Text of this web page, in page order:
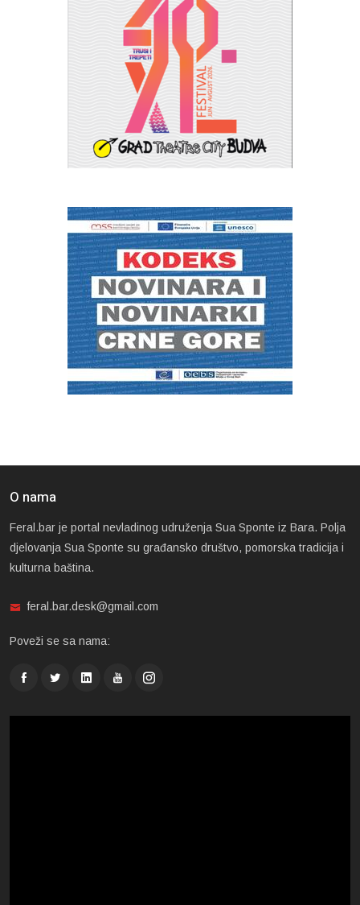
O nama
Feral.bar je portal nevladinog udruženja Sua Sponte iz Bara. Polja
djelovanja Sua Sponte su građansko društvo, pomorska tradicija i
kulturna baština.
feral.bar.desk@gmail.com
Poveži se sa nama: